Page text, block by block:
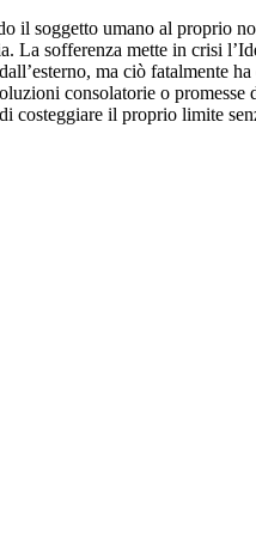
soggetto umano al proprio
La sofferenza mette in crisi
ma ciò fatalmente
consolatorie o
il proprio limite